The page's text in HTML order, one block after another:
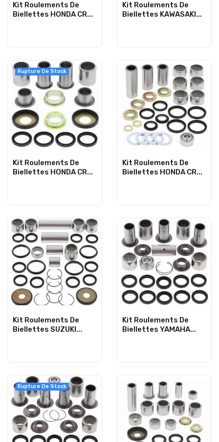
Kit Roulements De
Biellettes HONDA CR...
Kit Roulements De
Biellettes KAWASAKI...
Rupture De Stock
Kit Roulements De
Biellettes HONDA CR...
Kit Roulements De
Biellettes HONDA CR...
Kit Roulements De
Biellettes SUZUKI...
Kit Roulements De
Biellettes YAMAHA...
Rupture De Stock